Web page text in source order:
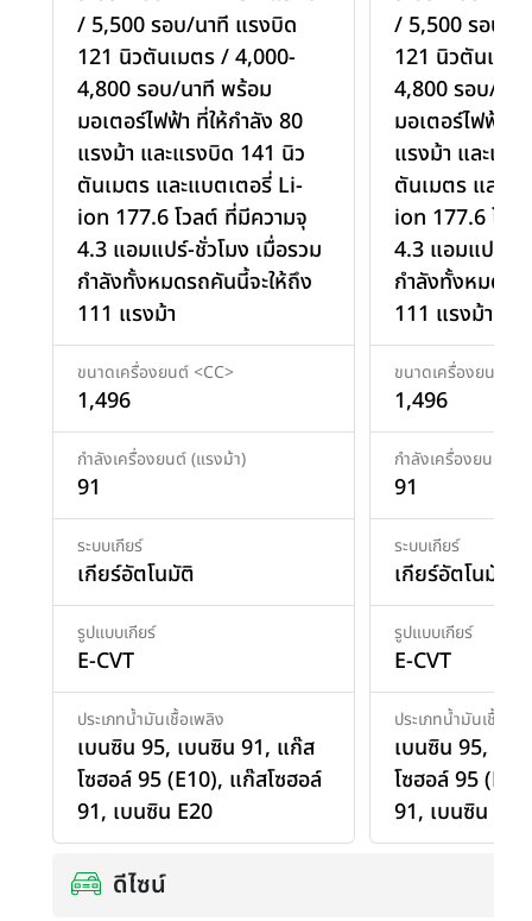
/ 5,500 รอบ/นาที แรงบิด
121 นิวตันเมตร / 4,000-
4,800 รอบ/นาที พร้อม
มอเตอร์ไฟฟ้า ที่ให้กำลัง 80
แรงม้า และแรงบิด 141 นิว
ตันเมตร และแบตเตอรี่ Li-
ion 177.6 โวลต์ ที่มีความจุ
4.3 แอมแปร์-ชั่วโมง เมื่อรวม
กำลังทั้งหมดรถคันนี้จะให้ถึง
111 แรงม้า
ขนาดเครื่องยนต์ <CC>
1,496
กำลังเครื่องยนต์ (แรงม้า)
91
ระบบเกียร์
เกียร์อัตโนมัติ
รูปแบบเกียร์
E-CVT
ประเภทน้ำมันเชื้อเพลิง
เบนซิน 95, เบนซิน 91, แก๊ส
โซฮอล์ 95 (E10), แก๊สโซฮอล์
91, เบนซิน E20
/ 5,500 รอบ/น
121 นิวตันเมต
4,800 รอบ/นา
มอเตอร์ไฟฟ้า
แรงม้า และแร
ตันเมตร และแ
ion 177.6 โวล
4.3 แอมแปร์-ชั่
กำลังทั้งหมดรถ
111 แรงม้า
ขนาดเครื่องยนต์
1,496
กำลังเครื่องยนต์ (แ
91
ระบบเกียร์
เกียร์อัตโนมัติ
รูปแบบเกียร์
E-CVT
ประเภทน้ำมันเชื้อเพ
เบนซิน 95,
โซฮอล์ 95
91, เบนซิน E20
ดีไซน์